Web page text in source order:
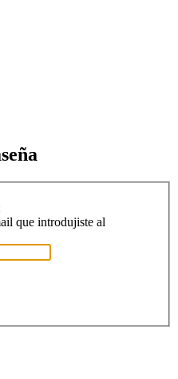
que introdujiste al